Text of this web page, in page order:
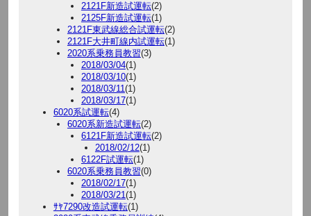
2121F新造試運転(2)
2125F新造試運転(1)
2121F東武線総合試運転(2)
2121F大井町線内試運転(1)
2020系乗務員教習(3)
2018/03/04(1)
2018/03/10(1)
2018/03/11(1)
2018/03/17(1)
6020系試運転(4)
6020系新造試運転(2)
6121F新造試運転(2)
2018/02/12(1)
6122F試運転(1)
6020系乗務員教習(0)
2018/02/17(1)
2018/03/21(1)
ｻﾔ7290改造試運転(1)